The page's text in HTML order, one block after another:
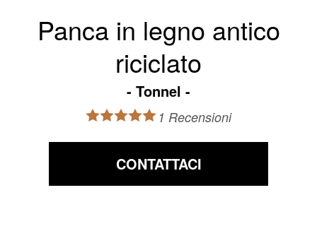
Panca in legno antico
riciclato
Tonnel
1 Recensioni
CONTATTACI